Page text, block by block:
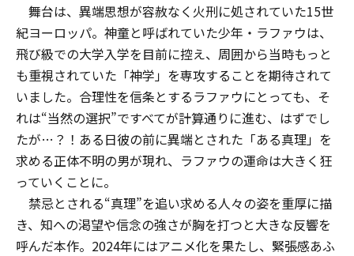
舞台は、異端思想が容赦なく火刑に処されていた15世
紀ヨーロッパ。神童と呼ばれていた少年・ラファウは、
飛び級での大学入学を目前に控え、周囲から当時もっと
も重視されていた「神学」を専攻することを期待されて
いました。合理性を信条とするラファウにとっても、そ
れは“当然の選択”ですべてが計算通りに進む、はずでし
たが…？！ある日彼の前に異端とされた「ある真理」を
求める正体不明の男が現れ、ラファウの運命は大きく狂
っていくことに――。
禁忌とされる“真理”を追い求める人々の姿を重厚に描
き、知への渇望や信念の強さが胸を打つと大きな反響を
呼んだ本作。2024年にはアニメ化を果たし、緊張感あふ